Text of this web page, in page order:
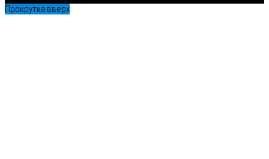
Прокрутка вверх